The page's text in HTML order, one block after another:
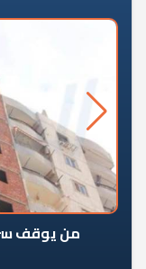
من يوقف